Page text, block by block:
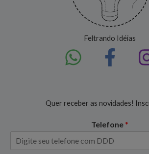
Feltrando Idéias
Quer receber as novidades!
Telefone *